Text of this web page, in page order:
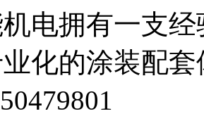
机电拥有一支
化的涂装配